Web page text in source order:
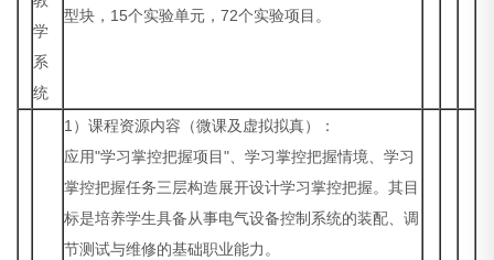
学
系
统
型块，15个实验单元，72个实验项目。
1）课程资源内容（微课及虚拟拟真）：
应用"学习掌控把握项目"、学习掌控把握情境、学习
掌控把握任务三层构造展开设计学习掌控把握。其目
标是培养学生具备从事电气设备控制系统的装配、调
节测试与维修的基础职业能力。